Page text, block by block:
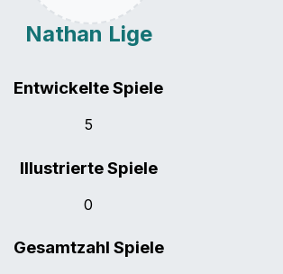
Nathan Lige
Entwickelte Spiele
5
Illustrierte Spiele
0
Gesamtzahl Spiele